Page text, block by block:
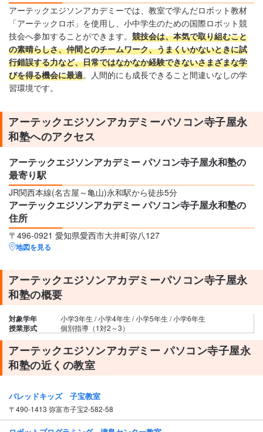
アーテックエジソンアカデミーでは、教室で学んだロボット教材
「アーテックロボ」を使用し、小中学生のための国際ロボット競
技会へ参加することができます。 競技会は、本気で取り組むこと
の素晴らしさ、仲間とのチームワーク、うまくいかないときに試
行錯誤する力など、日常ではなかなか経験できないさまざまな学
びを得る機会に最適。人間的にも成長できること間違いなしの学
習環境です。
アーテックエジソンアカデミーパソコン寺子屋永
和塾へのアクセス
アーテックエジソンアカデミー パソコン寺子屋永和塾の
最寄り駅
JR関西本線(名古屋～亀山)永和駅から徒歩5分
アーテックエジソンアカデミー パソコン寺子屋永和塾の
住所
〒496-0921 愛知県愛西市大井町弥八127
地図を見る
アーテックエジソンアカデミーパソコン寺子屋永
和塾の概要
対象学年 小学3年生 / 小学4年生 / 小学5年生 / 小学6年生
授業形式 個別指導（1対2～3）
アーテックエジソンアカデミー パソコン寺子屋永
和塾の近くの教室
バレッドキッズ 子宝教室
〒490-1413 弥富市子宝2-582-58